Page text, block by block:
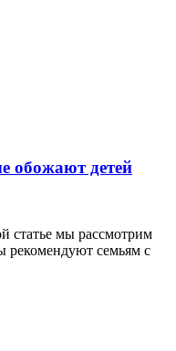
обожают детей
статье мы рассмотрим
рекомендуют семьям с